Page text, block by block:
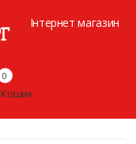
Інтернет магазин
Кошик
0